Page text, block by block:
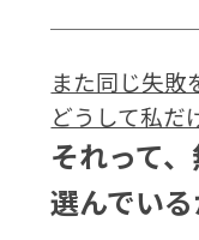
また同じ失敗
どうして私だ
それって
選んでい